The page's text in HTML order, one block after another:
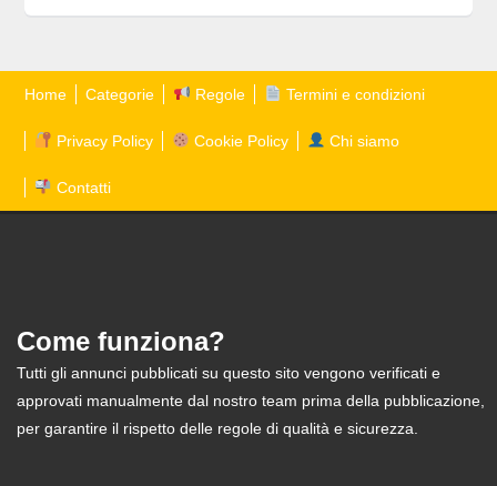
Home Categorie Regole Termini e condizioni
Privacy Policy Cookie Policy Chi siamo
Contatti
Come funziona?
Tutti gli annunci pubblicati su questo sito vengono verificati e
approvati manualmente dal nostro team prima della pubblicazione,
per garantire il rispetto delle regole di qualità e sicurezza.